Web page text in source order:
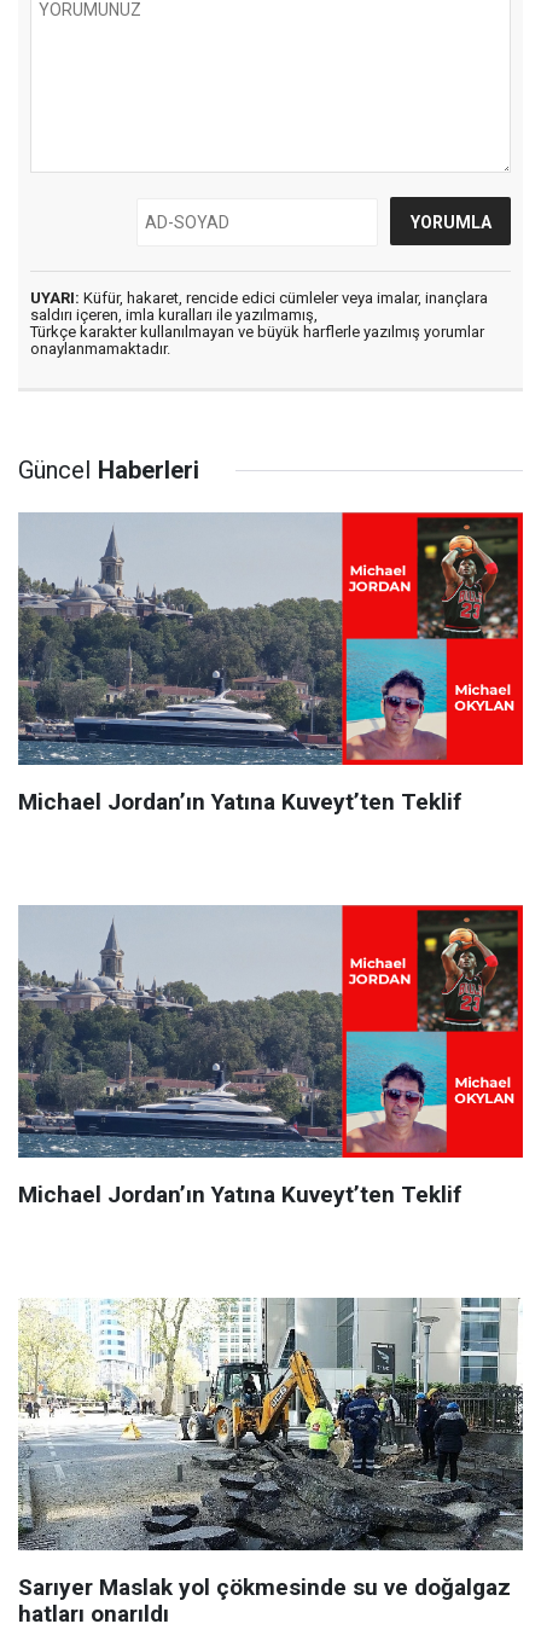
UYARI: Küfür, hakaret, rencide edici cümleler veya imalar, inançlara
saldırı içeren, imla kuralları ile yazılmamış,
Türkçe karakter kullanılmayan ve büyük harflerle yazılmış yorumlar
onaylanmamaktadır.
Güncel Haberleri
Michael Jordan’ın Yatına Kuveyt’ten Teklif
Michael Jordan’ın Yatına Kuveyt’ten Teklif
Sarıyer Maslak yol çökmesinde su ve doğalgaz
hatları onarıldı